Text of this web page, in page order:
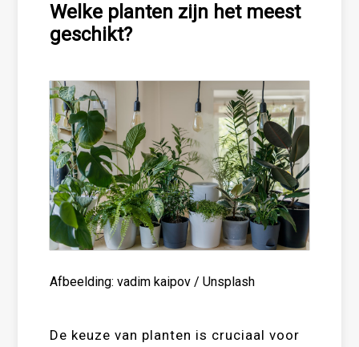
Welke planten zijn het meest
geschikt?
Afbeelding: vadim kaipov / Unsplash
De keuze van planten is cruciaal voor